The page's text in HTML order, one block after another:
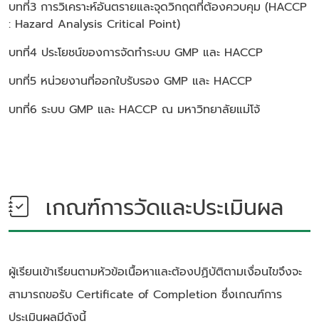
บทที่3 การวิเคราะห์อันตรายและจุดวิกฤตที่ต้องควบคุม (HACCP
: Hazard Analysis Critical Point)
บทที่4 ประโยชน์ของการจัดทำระบบ GMP และ HACCP
บทที่5 หน่วยงานที่ออกใบรับรอง GMP และ HACCP
บทที่6 ระบบ GMP และ HACCP ณ มหาวิทยาลัยแม่โจ้
เกณฑ์การวัดและประเมินผล
ผู้เรียนเข้าเรียนตามหัวข้อเนื้อหาและต้องปฏิบัติตามเงื่อนไขจึงจะ
สามารถขอรับ Certificate of Completion ซึ่งเกณฑ์การ
ประเมินผลมีดังนี้